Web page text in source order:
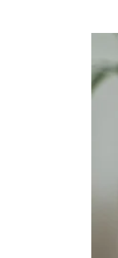
Lavar o
Enxaguar:
Preparar
Quando
camada